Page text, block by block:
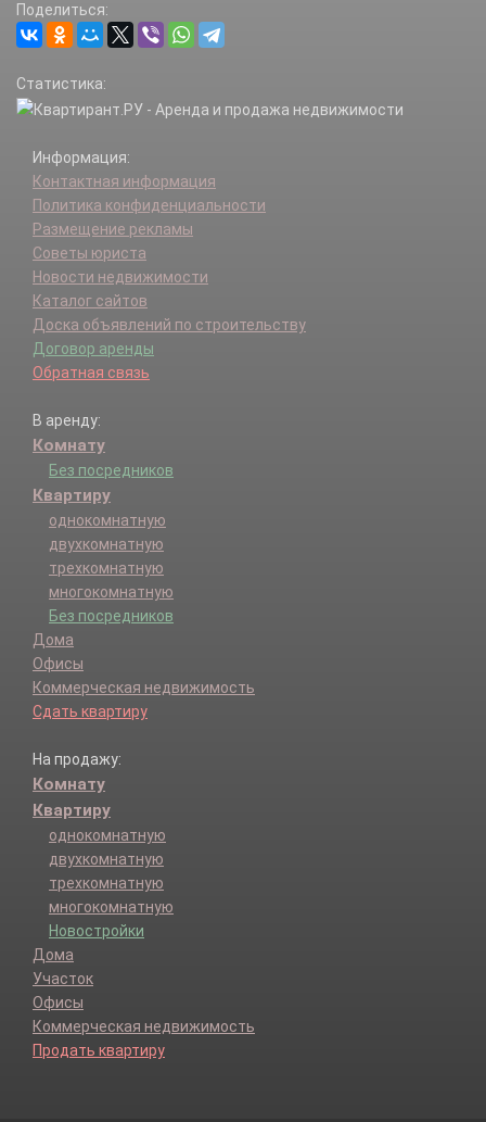
Поделиться:
Статистика:
Информация:
Контактная информация
Политика конфиденциальности
Размещение рекламы
Советы юриста
Новости недвижимости
Каталог сайтов
Доска объявлений по строительству
Договор аренды
Обратная связь
В аренду:
Комнату
Без посредников
Квартиру
однокомнатную
двухкомнатную
трехкомнатную
многокомнатную
Без посредников
Дома
Офисы
Коммерческая недвижимость
Сдать квартиру
На продажу:
Комнату
Квартиру
однокомнатную
двухкомнатную
трехкомнатную
многокомнатную
Новостройки
Дома
Участок
Офисы
Коммерческая недвижимость
Продать квартиру